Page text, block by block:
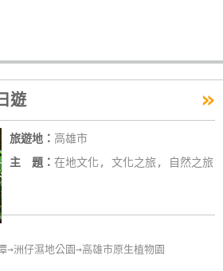
遊 »
旅遊地： 高雄市
主 題： 在地文化, 文化之旅, 自然之旅
洲仔濕地公園→高雄市原生植物園